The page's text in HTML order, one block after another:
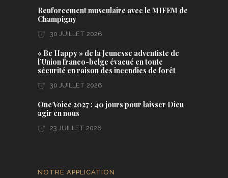
Renforcement musculaire avec le MIFEM de
Champigny
30 JUILLET 2026
« Be Happy » de la Jeunesse adventiste de
l’Union franco-belge évacué en toute
sécurité en raison des incendies de forêt
30 JUILLET 2026
One Voice 2027 : 40 jours pour laisser Dieu
agir en nous
23 JUILLET 2026
NOTRE APPLICATION